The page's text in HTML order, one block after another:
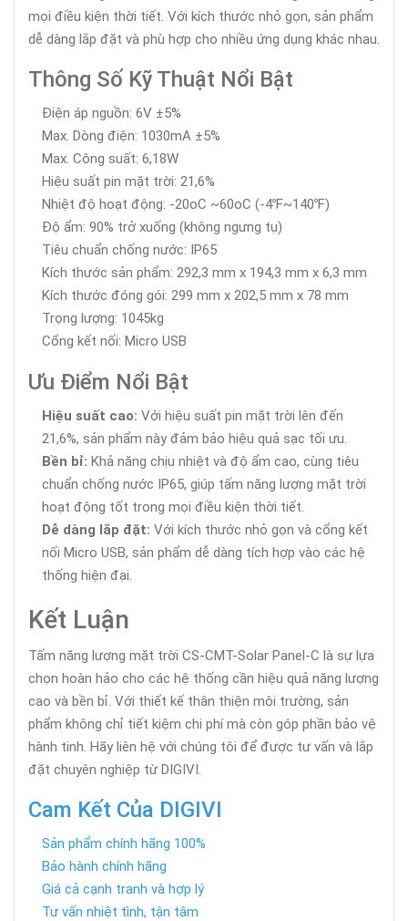
mọi điều kiện thời tiết. Với kích thước nhỏ gọn, sản phẩm
dễ dàng lắp đặt và phù hợp cho nhiều ứng dụng khác nhau.
Thông Số Kỹ Thuật Nổi Bật
Điện áp nguồn: 6V ±5%
Max. Dòng điện: 1030mA ±5%
Max. Công suất: 6,18W
Hiệu suất pin mặt trời: 21,6%
Nhiệt độ hoạt động: -20oC ~60oC (-4℉~140℉)
Độ ẩm: 90% trở xuống (không ngưng tụ)
Tiêu chuẩn chống nước: IP65
Kích thước sản phẩm: 292,3 mm x 194,3 mm x 6,3 mm
Kích thước đóng gói: 299 mm x 202,5 mm x 78 mm
Trọng lượng: 1045kg
Cổng kết nối: Micro USB
Ưu Điểm Nổi Bật
Hiệu suất cao: Với hiệu suất pin mặt trời lên đến
21,6%, sản phẩm này đảm bảo hiệu quả sạc tối ưu.
Bền bỉ: Khả năng chịu nhiệt và độ ẩm cao, cùng tiêu
chuẩn chống nước IP65, giúp tấm năng lượng mặt trời
hoạt động tốt trong mọi điều kiện thời tiết.
Dễ dàng lắp đặt: Với kích thước nhỏ gọn và cổng kết
nối Micro USB, sản phẩm dễ dàng tích hợp vào các hệ
thống hiện đại.
Kết Luận
Tấm năng lượng mặt trời CS-CMT-Solar Panel-C là sự lựa
chọn hoàn hảo cho các hệ thống cần hiệu quả năng lượng
cao và bền bỉ. Với thiết kế thân thiện môi trường, sản
phẩm không chỉ tiết kiệm chi phí mà còn góp phần bảo vệ
hành tinh. Hãy liên hệ với chúng tôi để được tư vấn và lắp
đặt chuyên nghiệp từ DIGIVI.
Cam Kết Của DIGIVI
Sản phẩm chính hãng 100%
Bảo hành chính hãng
Giá cả cạnh tranh và hợp lý
Tư vấn nhiệt tình, tận tâm